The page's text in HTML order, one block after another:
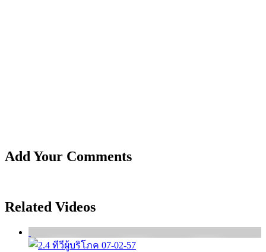
Add Your Comments
Related Videos